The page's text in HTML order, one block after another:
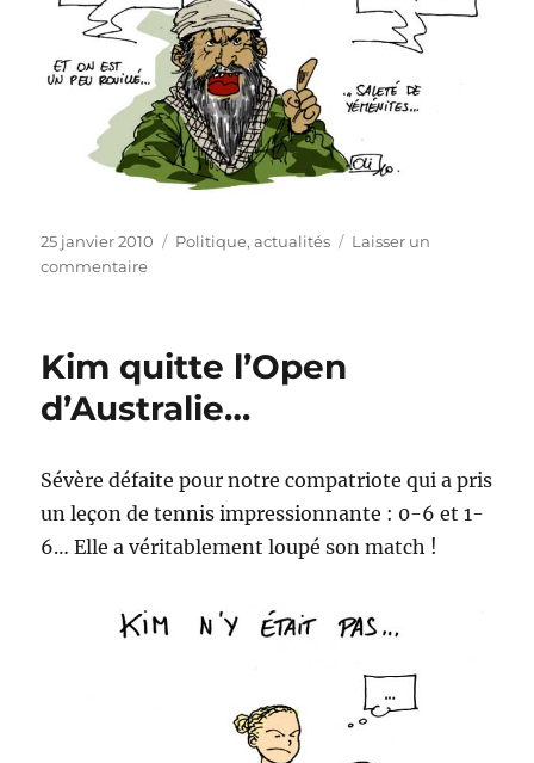
Publié
le
25 janvier 2010 Catégories
Politique, actualités
Laisser un
commentairesur
de
retour…
Kim quitte l’Open
d’Australie…
Sévère défaite pour notre compatriote qui a pris
un leçon de tennis impressionnante : 0-6 et 1-
6… Elle a véritablement loupé son match !